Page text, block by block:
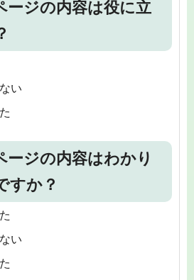
ージの内容は役に立
い
ージの内容はわかり
すか？
い